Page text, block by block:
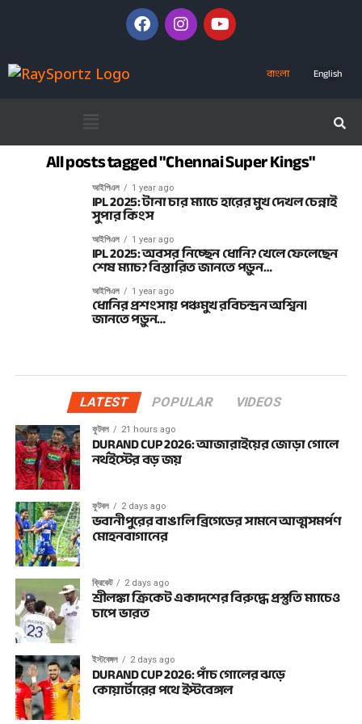
বাংলা English
All posts tagged "Chennai Super Kings"
আইপিএল 1 year ago
IPL 2025: টানা চার ম্যাচে হারের মুখ দেখল চেন্নাই
সুপার কিংস
আইপিএল 1 year ago
IPL 2025: অবসর নিচ্ছেন ধোনি? খেলে ফেলেছেন
শেষ ম্যাচ? বিস্তারিত জানতে পড়ুন…
আইপিএল 1 year ago
ধোনির প্রশংসায় পঞ্চমুখ রবিচন্দ্রন অশ্বিন।
জানতে পড়ুন…
LATEST POPULAR VIDEOS
ফুটবল 21 hours ago
DURAND CUP 2026: আজারাইয়ের জোড়া গোলে
নর্থইস্টের বড় জয়
ফুটবল 2 days ago
ভবানীপুরের বাঙালি ব্রিগেডের সামনে আত্মসমর্পণ
মোহনবাগানের
ক্রিকেট 2 days ago
শ্রীলঙ্কা ক্রিকেট একাদশের বিরুদ্ধে প্রস্তুতি ম্যাচেও
চাপে ভারত
ইস্টবেঙ্গল 2 days ago
DURAND CUP 2026: পাঁচ গোলের ঝড়ে
কোয়ার্টারের পথে ইস্টবেঙ্গল